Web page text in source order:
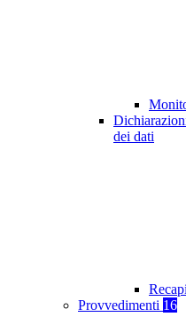
dei dati
Provvedimenti 16